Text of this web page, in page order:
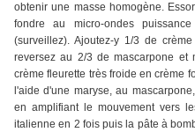
obtenir une masse homogène.
fondre au micro-ondes
(surveillez). Ajoutez-y 1/3 de
reversez au 2/3 de mascarpone et
crème fleurette très froide en crème
l'aide d'une maryse, au
en amplifiant le mouvement vers
italienne en 2 fois puis la pâte à